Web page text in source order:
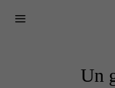
Un